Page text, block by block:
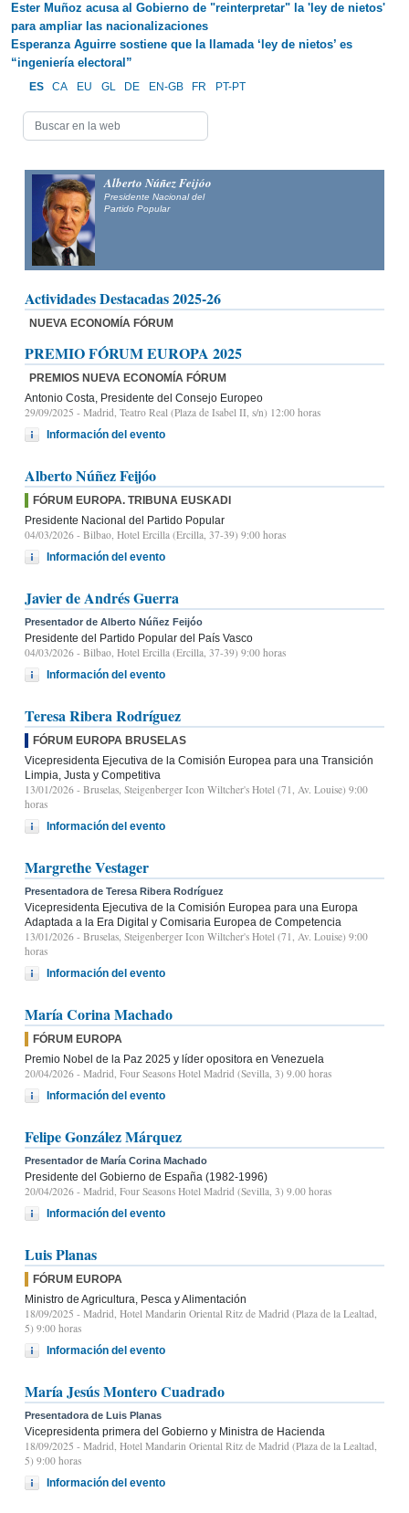
Ester Muñoz acusa al Gobierno de "reinterpretar" la 'ley de nietos'
para ampliar las nacionalizaciones
Esperanza Aguirre sostiene que la llamada ‘ley de nietos’ es
“ingeniería electoral”
ES CA EU GL DE EN-GB FR PT-PT
Alberto Núñez Feijóo
Presidente Nacional del
Partido Popular
Actividades Destacadas 2025-26
NUEVA ECONOMÍA FÓRUM
PREMIO FÓRUM EUROPA 2025
PREMIOS NUEVA ECONOMÍA FÓRUM
Antonio Costa, Presidente del Consejo Europeo
29/09/2025 - Madrid, Teatro Real (Plaza de Isabel II, s/n) 12:00 horas
Información del evento
Alberto Núñez Feijóo
FÓRUM EUROPA. TRIBUNA EUSKADI
Presidente Nacional del Partido Popular
04/03/2026 - Bilbao, Hotel Ercilla (Ercilla, 37-39) 9:00 horas
Información del evento
Javier de Andrés Guerra
Presentador de Alberto Núñez Feijóo
Presidente del Partido Popular del País Vasco
04/03/2026 - Bilbao, Hotel Ercilla (Ercilla, 37-39) 9:00 horas
Información del evento
Teresa Ribera Rodríguez
FÓRUM EUROPA BRUSELAS
Vicepresidenta Ejecutiva de la Comisión Europea para una Transición
Limpia, Justa y Competitiva
13/01/2026 - Bruselas, Steigenberger Icon Wiltcher's Hotel (71, Av. Louise) 9:00
horas
Información del evento
Margrethe Vestager
Presentadora de Teresa Ribera Rodríguez
Vicepresidenta Ejecutiva de la Comisión Europea para una Europa
Adaptada a la Era Digital y Comisaria Europea de Competencia
13/01/2026 - Bruselas, Steigenberger Icon Wiltcher's Hotel (71, Av. Louise) 9:00
horas
Información del evento
María Corina Machado
FÓRUM EUROPA
Premio Nobel de la Paz 2025 y líder opositora en Venezuela
20/04/2026 - Madrid, Four Seasons Hotel Madrid (Sevilla, 3) 9.00 horas
Información del evento
Felipe González Márquez
Presentador de María Corina Machado
Presidente del Gobierno de España (1982-1996)
20/04/2026 - Madrid, Four Seasons Hotel Madrid (Sevilla, 3) 9.00 horas
Información del evento
Luis Planas
FÓRUM EUROPA
Ministro de Agricultura, Pesca y Alimentación
18/09/2025 - Madrid, Hotel Mandarin Oriental Ritz de Madrid (Plaza de la Lealtad,
5) 9:00 horas
Información del evento
María Jesús Montero Cuadrado
Presentadora de Luis Planas
Vicepresidenta primera del Gobierno y Ministra de Hacienda
18/09/2025 - Madrid, Hotel Mandarin Oriental Ritz de Madrid (Plaza de la Lealtad,
5) 9:00 horas
Información del evento